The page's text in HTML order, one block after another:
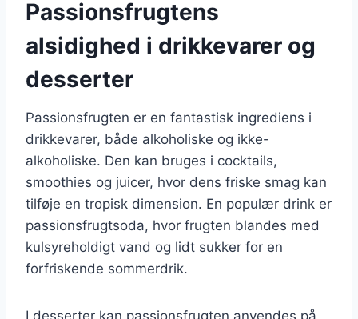
Passionsfrugtens
alsidighed i drikkevarer og
desserter
Passionsfrugten er en fantastisk ingrediens i
drikkevarer, både alkoholiske og ikke-
alkoholiske. Den kan bruges i cocktails,
smoothies og juicer, hvor dens friske smag kan
tilføje en tropisk dimension. En populær drink er
passionsfrugtsoda, hvor frugten blandes med
kulsyreholdigt vand og lidt sukker for en
forfriskende sommerdrik.
I desserter kan passionsfrugten anvendes på